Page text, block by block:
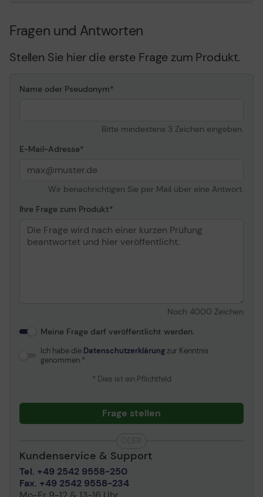
Fragen und Antworten
Stellen Sie hier die erste Frage zum Produkt.
Name oder Pseudonym
Bitte mindestens 3 Zeichen eingeben.
E-Mail-Adresse
Wir benachrichtigen Sie per Mail über eine Antwort.
Ihre Frage zum Produkt
Noch 4000 Zeichen
Meine Frage darf veröffentlicht werden.
Ich habe die Datenschutzerklärungzur Kenntnis
genommen.
* Dies ist ein Pflichtfeld
Frage stellen
Kundenservice & Support
Tel. +49 2542 9558-250
Fax. +49 2542 9558-234